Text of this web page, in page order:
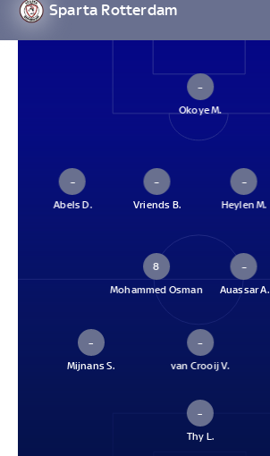
Sparta Rotterdam
–
Okoye M.
–
Abels D.
–
Vriends B.
–
Heylen M.
8
Mohammed Osman
–
Auassar A.
–
Mijnans S.
–
van Crooij V.
–
Thy L.